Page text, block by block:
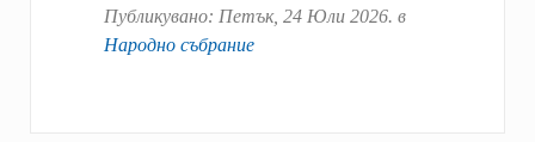
Публикувано: Петък, 24 Юли 2026. в
Народно събрание